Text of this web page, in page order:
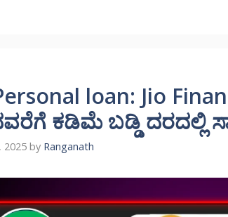
loan: Jio
ಕಡಿಮೆ ಬಡ್ಡಿ ದರದಲ್ಲಿ
2025 by Ranganath